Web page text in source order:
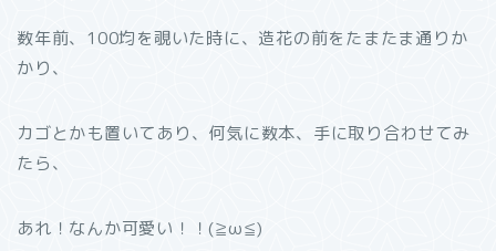
数年前、100均を覗いた時に、造花の前をたまたま通りか
かり、
カゴとかも置いてあり、何気に数本、手に取り合わせてみ
たら、
あれ！なんか可愛い！！(≧ω≦)